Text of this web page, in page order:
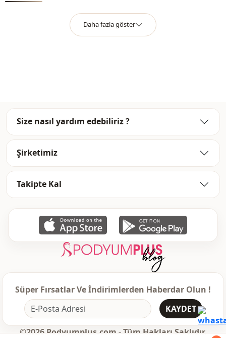
Taş işlemeli
Daha fazla göster
Size nasıl yardım edebiliriz ?
Şirketimiz
Takipte Kal
Süper Fırsatlar Ve İndirimlerden Haberdar Olun !
KAYDET
©2026 Podyumplus.com - Tüm Hakları Saklıdır.